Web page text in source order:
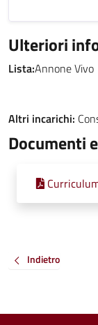
Ulteriori
Lista:Annone Vivo
Altri incarichi:
Documenti
Indietro